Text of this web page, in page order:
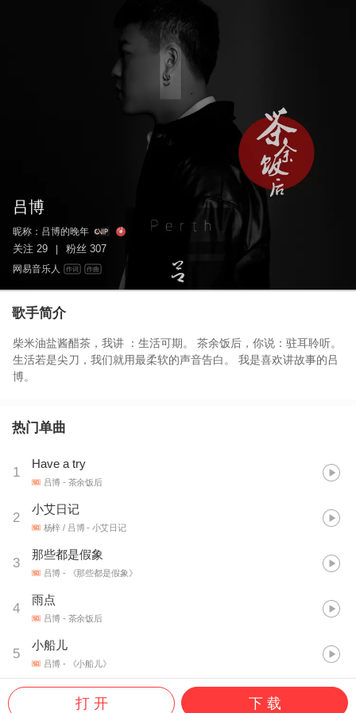
吕博
昵称： 吕博的晚年
关注 29 粉丝 307
网易音乐人 作词 作曲
歌手简介
柴米油盐酱醋茶，我讲 ：生活可期。 茶余饭后，你说：驻耳聆听。
生活若是尖刀，我们就用最柔软的声音告白。 我是喜欢讲故事的吕
博。
热门单曲
1
Have a try
吕博 - 茶余饭后
2
小艾日记
杨梓 / 吕博 - 小艾日记
3
那些都是假象
吕博 - 《那些都是假象》
4
雨点
吕博 - 茶余饭后
5
小船儿
吕博 - 《小船儿》
打 开 下 载